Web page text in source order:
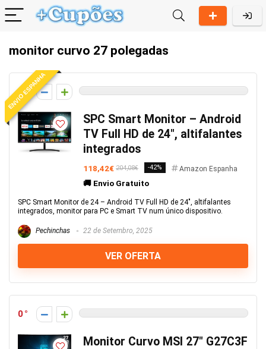
monitor curvo 27 polegadas
ENVIO ESPANHA
0
SPC Smart Monitor – Android
TV Full HD de 24″, altifalantes
integrados
118,42€ 204,08€ -42% Amazon Espanha
🚚 Envio Gratuito
SPC Smart Monitor de 24 – Android TV Full HD de 24", altifalantes
integrados, monitor para PC e Smart TV num único dispositivo.
Pechinchas 22 de Setembro, 2025
VER OFERTA
0
Monitor Curvo MSI 27″ G27C3F